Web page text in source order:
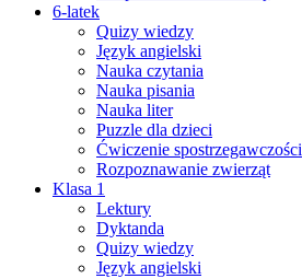
6-latek
Quizy wiedzy
Język angielski
Nauka czytania
Nauka pisania
Nauka liter
Puzzle dla dzieci
Ćwiczenie spostrzegawczości
Rozpoznawanie zwierząt
Klasa 1
Lektury
Dyktanda
Quizy wiedzy
Język angielski